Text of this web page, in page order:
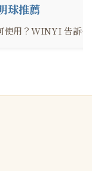
球推薦
使用？WINYI 告訴你